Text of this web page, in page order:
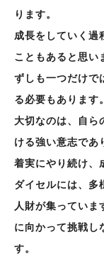
ります。
成長をしていく過
こともあると思い
ずしも一つだけで
る必要もあります。
大切なのは、自ら
ける強い意志であ
着実にやり続け、
ダイセルには、多
人財が集っていま
に向かって挑戦し
す。